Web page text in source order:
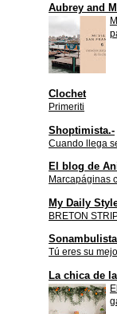
Aubrey and
Clochet
Primeriti
Shoptimista.-
Cuando llega
El blog de
Marcapáginas
My Daily
BRETON
Tú eres su
La chica de